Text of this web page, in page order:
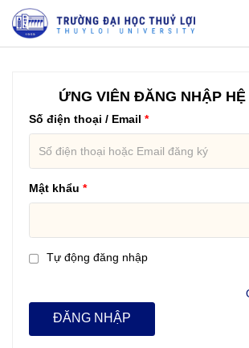
ỨNG VIÊN ĐĂNG NHẬP HỆ
Số điện thoại / Email
Mật khẩu
Tự động đăng nhập
ĐĂNG NHẬP